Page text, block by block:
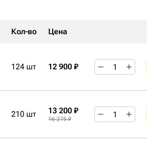
Кол-во Цена
124 шт 12 900 ₽
210 шт 13 200 ₽
16 275 ₽